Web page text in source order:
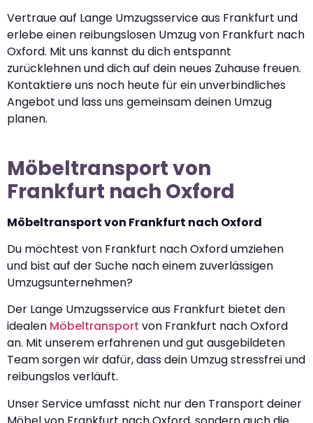
Vertraue auf Lange Umzugsservice aus Frankfurt und
erlebe einen reibungslosen Umzug von Frankfurt nach
Oxford. Mit uns kannst du dich entspannt
zurücklehnen und dich auf dein neues Zuhause freuen.
Kontaktiere uns noch heute für ein unverbindliches
Angebot und lass uns gemeinsam deinen Umzug
planen.
Möbeltransport von
Frankfurt nach Oxford
Möbeltransport von Frankfurt nach Oxford
Du möchtest von Frankfurt nach Oxford umziehen
und bist auf der Suche nach einem zuverlässigen
Umzugsunternehmen?
Der Lange Umzugsservice aus Frankfurt bietet den
idealen Möbeltransport von Frankfurt nach Oxford
an. Mit unserem erfahrenen und gut ausgebildeten
Team sorgen wir dafür, dass dein Umzug stressfrei und
reibungslos verläuft.
Unser Service umfasst nicht nur den Transport deiner